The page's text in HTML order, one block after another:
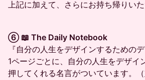
上記に加えて、さらにお持ち帰りいた
⑥ 📖 The Daily Notebook
『自分の人生をデザインするための
1ページごとに、自分の人生をデザイ
押してくれる名言がついています。